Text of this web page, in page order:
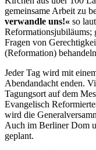
gemeinsame Arbeit zu
verwandle uns!« so
Reformationsjubiläums;
Fragen von
(Reformation)
Jeder Tag wird mit
Abendandacht enden.
Tagungsort auf dem
Evangelisch
wird die
Auch im Berliner Dom
geplant.